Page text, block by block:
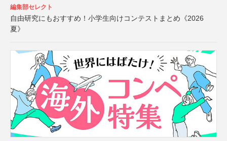
編集部セレクト
自由研究にもおすすめ！小学生向けコンテストまとめ《2026
夏》